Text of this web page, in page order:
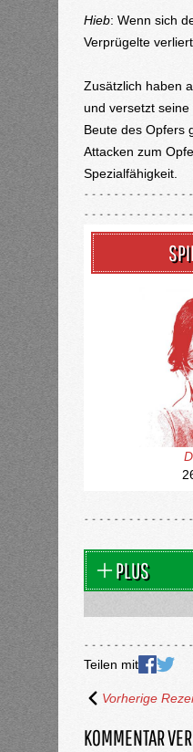
Hieb: Wenn sich
Verprügelte
Zusätzlich haben
und versetzt
Beute des Opfers
Attacken zum
Spezialfähigkeit.
PLUS
Teilen mit
Vorherige
KOMMENTAR